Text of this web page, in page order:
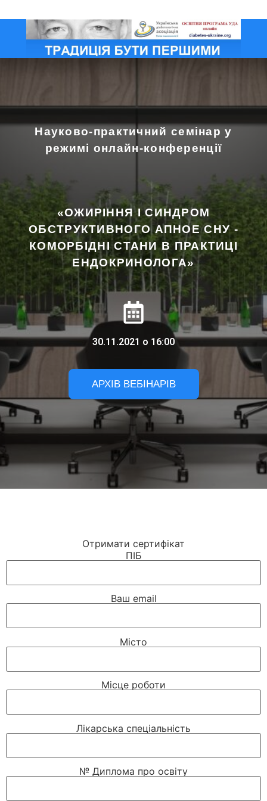
Науково-практичний семінар у
режимі онлайн-конференції
«ОЖИРІННЯ І СИНДРОМ
ОБСТРУКТИВНОГО АПНОЕ СНУ -
КОМОРБІДНІ СТАНИ В ПРАКТИЦІ
ЕНДОКРИНОЛОГА»
30.11.2021 о 16:00
АРХІВ ВЕБІНАРІВ
Отримати сертифікат
ПІБ
Ваш email
Місто
Місце роботи
Лікарська спеціальність
№ Диплома про освіту